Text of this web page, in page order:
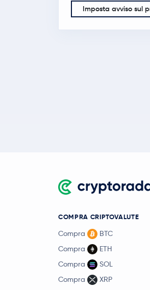
Imposta avviso sul
COMPRA CRIPTOVALUTE
Compra
BTC
Compra
ETH
Compra
SOL
Compra
XRP